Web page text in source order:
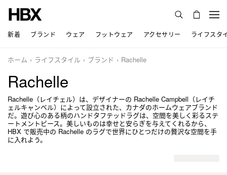
新着 ブランド ウェア フットウェア アクセサリー ライフスタ
ホーム ライフスタイル ブランド Rachelle
Rachelle
Rachelle（レイチェル）は、デザイナーの Rachelle Campbell（レイチ
ェルキャンベル）によって設立された、カナダのホームウェアブランド
だ。遊び心のある柄のハンドタフテッドラグは、空間を美しく彩るステ
ートメントピース。美しいものは幸せと安らぎを与えてくれるから、
HBX で販売中の Rachelle のラグで世界にひとつだけの贅沢な空間を手
に入れよう。